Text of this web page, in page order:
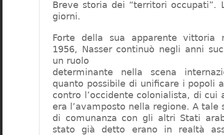
Breve storia dei “territori occupati”.
giorni.
Forte della sua apparente vittoria
1956, Nasser continuò negli anni
un ruolo
determinante nella scena
quanto possibile di unificare i popoli
contro l’occidente colonialista, di cui
era l’avamposto nella regione. A tale
di comunanza con gli altri Stati
stato già detto erano in realtà